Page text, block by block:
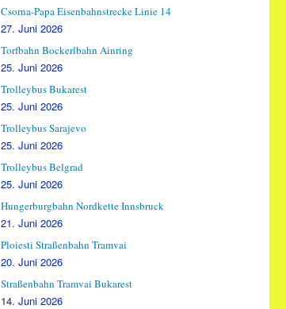
Csorna-Papa Eisenbahnstrecke Linie 14
27. Juni 2026
Torfbahn Bockerlbahn Ainring
25. Juni 2026
Trolleybus Bukarest
25. Juni 2026
Trolleybus Sarajevo
25. Juni 2026
Trolleybus Belgrad
25. Juni 2026
Hungerburgbahn Nordkette Innsbruck
21. Juni 2026
Ploiesti Straßenbahn Tramvai
20. Juni 2026
Straßenbahn Tramvai Bukarest
14. Juni 2026